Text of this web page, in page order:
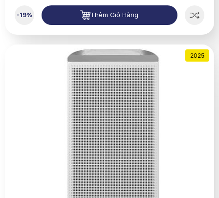
-19% Thêm Giỏ Hàng
2025